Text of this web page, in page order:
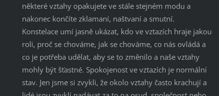
některé vztahy opakujete ve stále stejném modu a
nakonec končíte zklamaní, naštvaní a smutní.
Konstelace umí jasně ukázat, kdo ve vztazích hraje jakou
roli, proč se chováme, jak se chováme, co nás ovládá a
co je potřeba udělat, aby se to změnilo a naše vztahy
mohly být šťastné. Spokojenost ve vztazích je normální
stav. Jen jsme si zvykli, že okolo vztahy často krachují a